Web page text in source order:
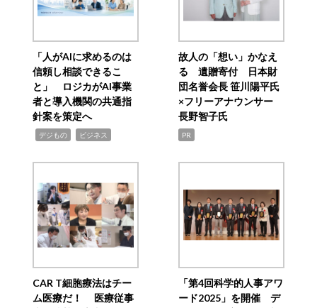
「人がAIに求めるのは
信頼し相談できるこ
と」 ロジカがAI事業
者と導入機関の共通指
針案を策定へ
デジもの ビジネス
故人の「想い」かなえ
る 遺贈寄付 日本財
団名誉会長 笹川陽平氏
×フリーアナウンサー
長野智子氏
PR
CAR T細胞療法はチー
ム医療だ！ 医療従事
「第4回科学的人事アワ
ード2025」を開催 デ